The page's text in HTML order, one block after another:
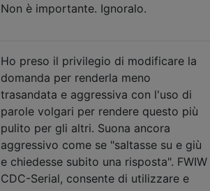
Non è importante. Ignoralo.
Ho preso il privilegio di modificare la
domanda per renderla meno
trasandata e aggressiva con l'uso di
parole volgari per rendere questo più
pulito per gli altri. Suona ancora
aggressivo come se "saltasse su e giù
e chiedesse subito una risposta". FWIW
CDC-Serial, consente di utilizzare e